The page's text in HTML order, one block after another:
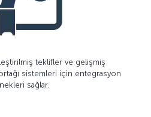
teklifler ve gelişmiş
sistemleri için entegrasyon
sağlar.